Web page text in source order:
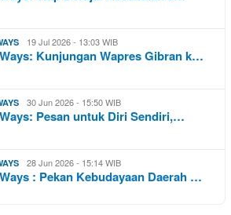
19 Jul 2026 - 13:03 WIB
Kunjungan Wapres Gibran k…
30 Jun 2026 - 15:50 WIB
Pesan untuk Diri Sendiri,…
28 Jun 2026 - 15:14 WIB
: Pekan Kebudayaan Daerah …